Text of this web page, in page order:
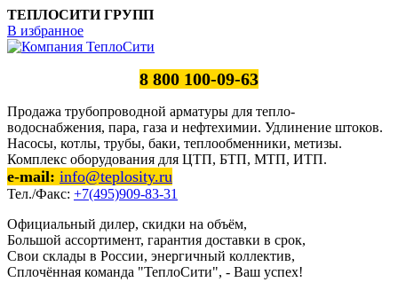
ТЕПЛОСИТИ ГРУПП
В избранное
8 800 100-09-63
Продажа трубопроводной арматуры для тепло-
водоснабжения, пара, газа и нефтехимии. Удлинение штоков.
Насосы, котлы, трубы, баки, теплообменники, метизы.
Комплекс оборудования для ЦТП, БТП, МТП, ИТП.
e-mail: info@teplosity.ru
Тел./Факс: +7(495)909-83-31
Официальный дилер, скидки на объём,
Большой ассортимент, гарантия доставки в срок,
Свои склады в России, энергичный коллектив,
Сплочённая команда "ТеплоСити", - Ваш успех!